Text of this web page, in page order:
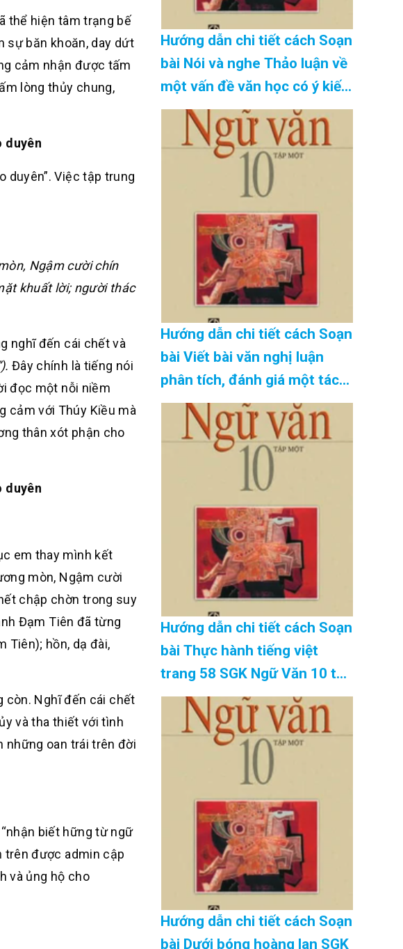
thể hiện tâm trạng bế
sự băn khoăn, day dứt
cảm nhận được tấm
lòng thủy chung,
duyên
duyên”. Việc tập trung
Ngậm cười chín
khuất lời; người thác
nghĩ đến cái chết và
Đây chính là tiếng nói
đọc một nỗi niềm
cảm với Thúy Kiều mà
thân xót phận cho
duyên
em thay mình kết
mòn, Ngậm cười
chập chờn trong suy
Đạm Tiên đã từng
Tiên); hồn, dạ đài,
còn. Nghĩ đến cái chết
và tha thiết với tình
những oan trái trên đời
biết hững từ ngữ
trên được admin cập
và ủng hộ cho
Hướng dẫn chi tiết cách Soạn
bài Nói và nghe Thảo luận về
một vấn đề văn học có ý kiến
khác nhau SGK Ngữ Văn 10
tập 2 Kết nối tri thức – đầy
đủ nhất Cập Nhật 08/2026
Hướng dẫn chi tiết cách Soạn
bài Viết bài văn nghị luận
phân tích, đánh giá một tác
phẩm văn học SGK Ngữ Văn
10 tập 2 Kết nối tri thức –
hay nhất Cập Nhật 08/2026
Hướng dẫn chi tiết cách Soạn
bài Thực hành tiếng việt
trang 58 SGK Ngữ Văn 10 tập
2 Kết nối tri thức – hay nhất
Cập Nhật 08/2026
Hướng dẫn chi tiết cách Soạn
bài Dưới bóng hoàng lan SGK